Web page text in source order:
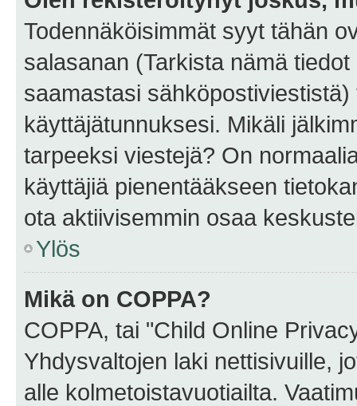
Todennäköisimmät syyt tähän
salasanan (Tarkista nämä
saamastasi
käyttäjätunnuksesi. Mikäli
tarpeeksi viestejä? On
käyttäjiä pienentääkseen
ota aktiivisemmin osaa
Ylös
Mikä on COPPA?
COPPA, tai "Child Online
Yhdysvaltojen laki nettisivuille,
alle kolmetoistavuotiailta.